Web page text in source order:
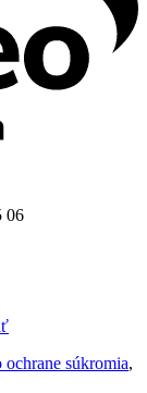
06
ochrane súkromia,